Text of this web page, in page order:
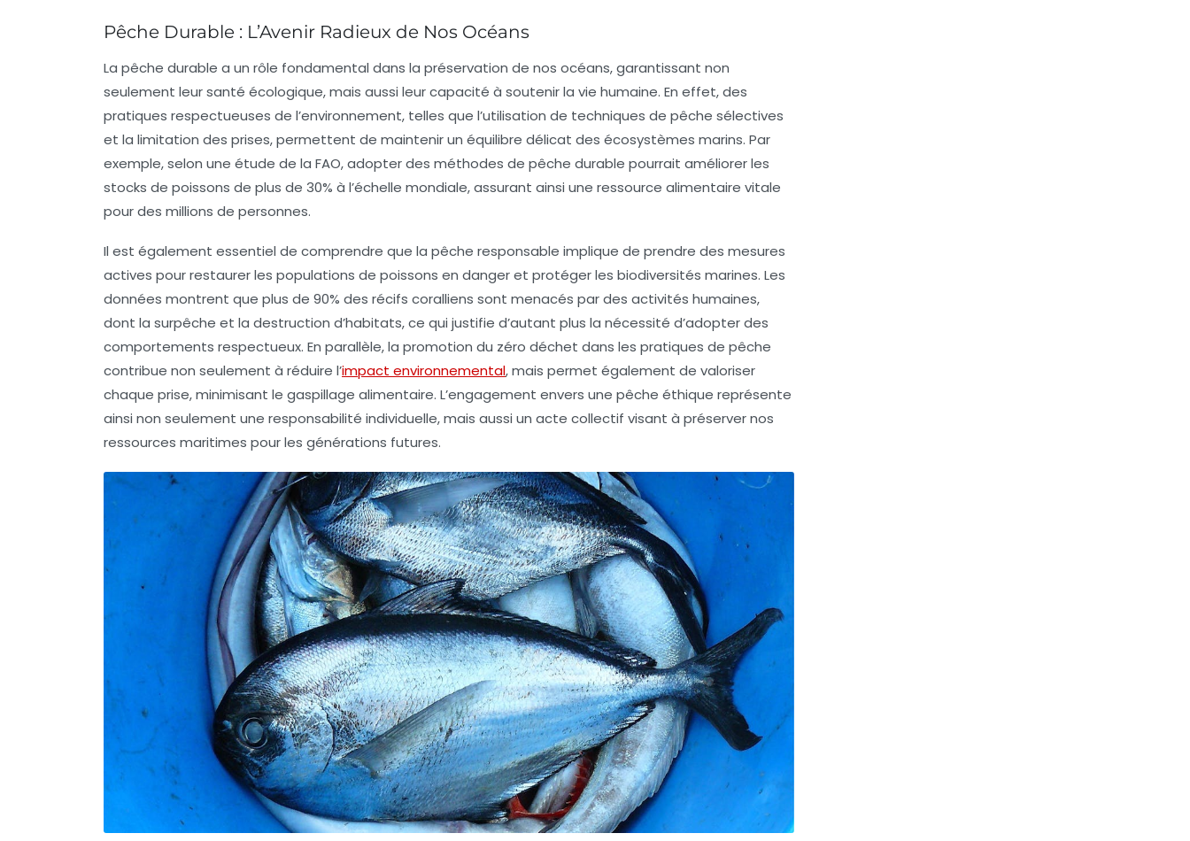
Pêche Durable : L’Avenir Radieux de Nos Océans
La pêche durable a un rôle fondamental dans la préservation de nos océans, garantissant non
seulement leur santé écologique, mais aussi leur capacité à soutenir la vie humaine. En effet, des
pratiques respectueuses de l’environnement, telles que l’utilisation de techniques de pêche sélectives
et la limitation des prises, permettent de maintenir un équilibre délicat des écosystèmes marins. Par
exemple, selon une étude de la FAO, adopter des méthodes de pêche durable pourrait améliorer les
stocks de poissons de plus de 30% à l’échelle mondiale, assurant ainsi une ressource alimentaire vitale
pour des millions de personnes.
Il est également essentiel de comprendre que la pêche responsable implique de prendre des mesures
actives pour restaurer les populations de poissons en danger et protéger les biodiversités marines. Les
données montrent que plus de 90% des récifs coralliens sont menacés par des activités humaines,
dont la surpêche et la destruction d’habitats, ce qui justifie d’autant plus la nécessité d’adopter des
comportements respectueux. En parallèle, la promotion du zéro déchet dans les pratiques de pêche
contribue non seulement à réduire l’impact environnemental, mais permet également de valoriser
chaque prise, minimisant le gaspillage alimentaire. L’engagement envers une pêche éthique représente
ainsi non seulement une responsabilité individuelle, mais aussi un acte collectif visant à préserver nos
ressources maritimes pour les générations futures.